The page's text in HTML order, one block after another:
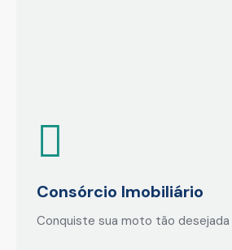
Consórcio Imobiliário
Conquiste sua moto tão desejada